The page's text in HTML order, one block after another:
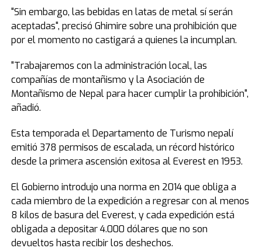
"Sin embargo, las bebidas en latas de metal sí serán
aceptadas", precisó Ghimire sobre una prohibición que
por el momento no castigará a quienes la incumplan.
"Trabajaremos con la administración local, las
compañías de montañismo y la Asociación de
Montañismo de Nepal para hacer cumplir la prohibición",
añadió.
Esta temporada el Departamento de Turismo nepalí
emitió 378 permisos de escalada, un récord histórico
desde la primera ascensión exitosa al Everest en 1953.
El Gobierno introdujo una norma en 2014 que obliga a
cada miembro de la expedición a regresar con al menos
8 kilos de basura del Everest, y cada expedición está
obligada a depositar 4.000 dólares que no son
devueltos hasta recibir los deshechos.